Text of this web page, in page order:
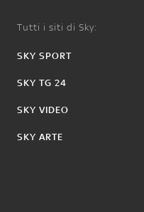
Tutti i siti di Sky:
SKY SPORT
SKY TG 24
SKY VIDEO
SKY ARTE